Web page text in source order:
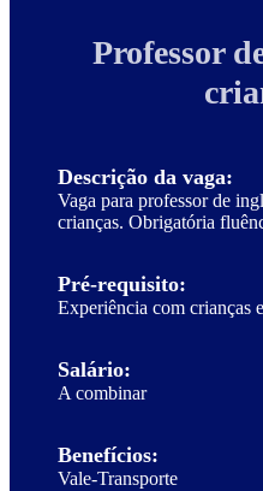
Professor
Descrição da vaga:
Vaga para professor de
crianças. Obrigatória
Pré-requisito:
Experiência com crianças
Salário:
A combinar
Benefícios:
Vale-Transporte